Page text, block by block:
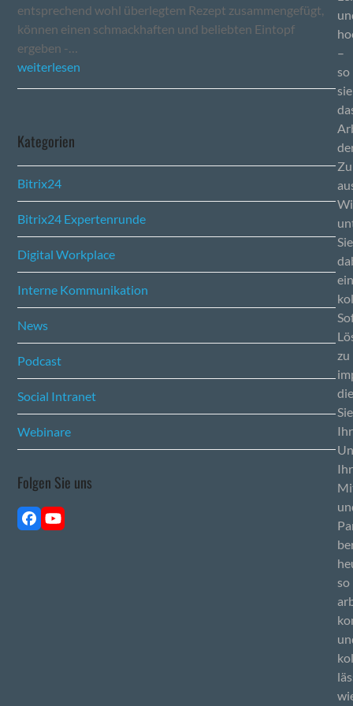
entsprechend wohl überlegtem Rezept zusammengefügt,
können einen schmackhaften und beliebten Eintopf
ergeben -…
weiterlesen
Kategorien
Bitrix24
Bitrix24 Expertenrunde
Digital Workplace
Interne Kommunikation
News
Podcast
Social Intranet
Webinare
Folgen Sie uns
Facebook
YouTube
–
so
Sie
zu
Ihr
so